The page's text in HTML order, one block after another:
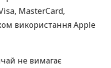
MasterCard,
використання Apple
не вимагає